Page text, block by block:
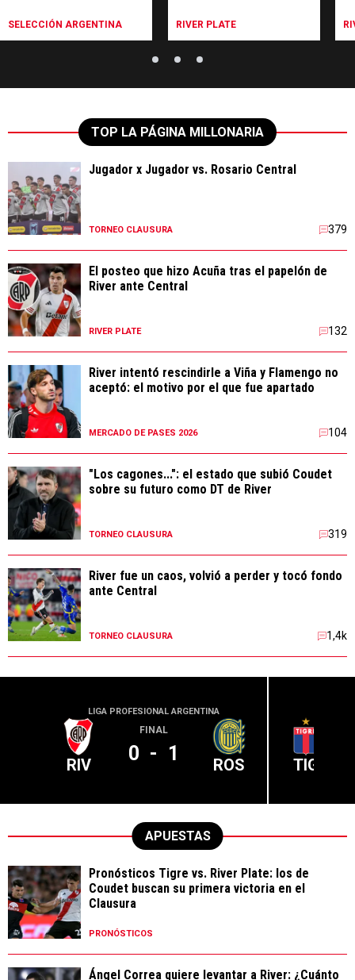
SELECCIÓN ARGENTINA RIVER PLATE
TOP LA PÁGINA MILLONARIA
Jugador x Jugador vs. Rosario Central
TORNEO CLAUSURA 379
El posteo que hizo Acuña tras el papelón de
River ante Central
RIVER PLATE 132
River intentó rescindirle a Viña y Flamengo no
aceptó: el motivo por el que fue apartado
MERCADO DE PASES 2026 104
"Los cagones...": el estado que subió Coudet
sobre su futuro como DT de River
TORNEO CLAUSURA 319
River fue un caos, volvió a perder y tocó fondo
ante Central
TORNEO CLAUSURA 1,4k
LIGA PROFESIONAL ARGENTINA
RIV
FINAL
0 - 1 ROS TIG
APUESTAS
Pronósticos Tigre vs. River Plate: los de
Coudet buscan su primera victoria en el
Clausura
PRONÓSTICOS
Ángel Correa quiere levantar a River: ¿Cuánto